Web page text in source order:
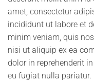
amet, consectetur
incididunt ut labore et
minim veniam, quis
nisi ut aliquip ex ea
dolor in reprehenderit
eu fugiat nulla pariatur.